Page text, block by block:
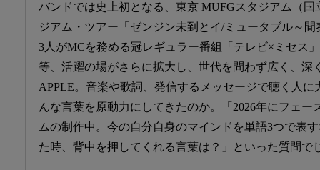
バンドでは史上初となる、東京 MUFGスタジアム（
ジアム・ツアー「ゼンジン未到とイ/ミュータブル～
3人がMCを務める冠レギュラー番組「テレビ×ミセス
等、活躍の場がさらに拡大し、世代を問わず広く、深
APPLE。音楽や歌詞、発信するメッセージで聴く人
んな言葉を原動力にしてきたのか。「2026年にフェー
ムの制作中。今の自分自身のマインドを単語3つで表
た時、背中を押してくれる言葉は？」といった質問で